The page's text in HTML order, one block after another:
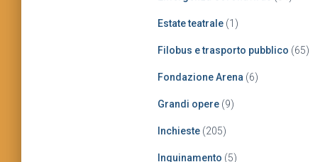
Estate teatrale (1)
Filobus e trasporto pubblico (65)
Fondazione Arena (6)
Grandi opere (9)
Inchieste (205)
Inquinamento (5)